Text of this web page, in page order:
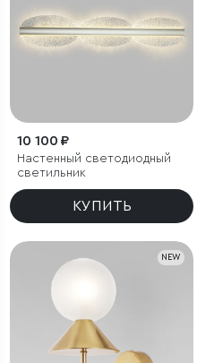
10 100 ₽
Настенный светодиодный
светильник
КУПИТЬ
NEW